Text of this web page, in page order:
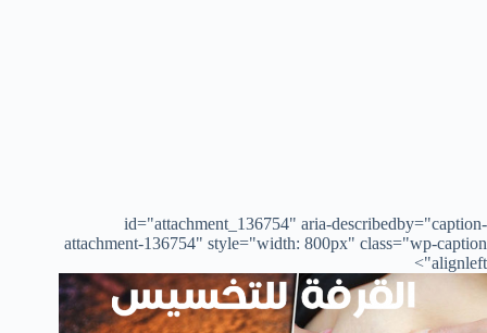
id="attachment_136754" aria-describedby="caption-
attachment-136754" style="width: 800px" class="wp-caption
alignleft">